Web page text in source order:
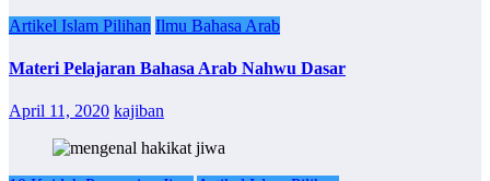
Artikel Islam Pilihan Ilmu Bahasa Arab
Materi Pelajaran Bahasa Arab Nahwu Dasar
April 11, 2020 kajiban